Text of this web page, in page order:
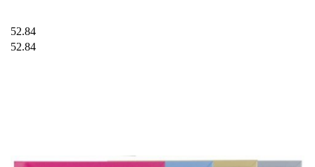
52.84
52.84